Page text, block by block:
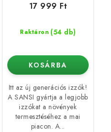
Raktáron (54 db)
17 999 Ft
KOSÁRBA
Itt az új generációs izzók!
A SANSI gyártja a legjobb
izzókat a növények
termesztéséhez a mai
piacon. A...